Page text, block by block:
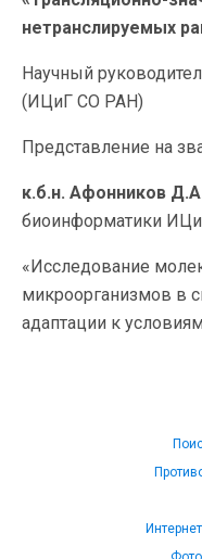
нетранслируемых
Научный
(ИЦиГ СО РАН)
Представление на
к.б.н. Афонников
биоинформатики
«Исследование
микроорганизмов в
адаптации к